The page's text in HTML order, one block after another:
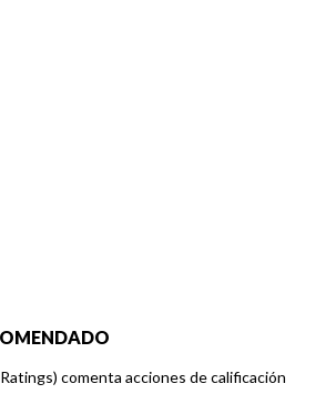
comenta acciones de calificación